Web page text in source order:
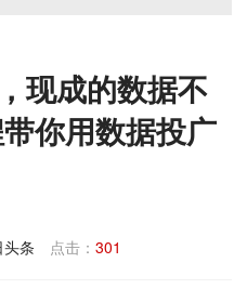
现成的数据不
你用数据投广
条 点击： 301